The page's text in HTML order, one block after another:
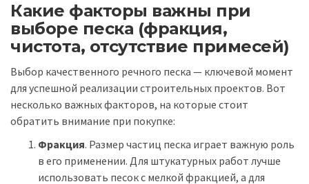
Какие факторы важны при
выборе песка (фракция,
чистота, отсутствие примесей)
Выбор качественного речного песка — ключевой момент
для успешной реализации строительных проектов. Вот
несколько важных факторов, на которые стоит
обратить внимание при покупке:
Фракция. Размер частиц песка играет важную роль
в его применении. Для штукатурных работ лучше
использовать песок с мелкой фракцией, а для